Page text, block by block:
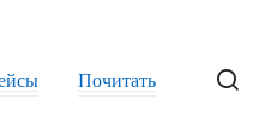
Почитать